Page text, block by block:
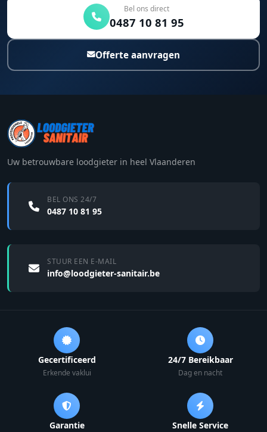
Bel ons direct
0487 10 81 95
Offerte aanvragen
Uw betrouwbare loodgieter in heel Vlaanderen
BEL ONS 24/7
0487 10 81 95
STUUR EEN E-MAIL
info@loodgieter-sanitair.be
Gecertificeerd
Erkende vaklui
24/7 Bereikbaar
Dag en nacht
Garantie Snelle Service